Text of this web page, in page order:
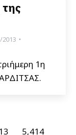
2013
1η
5,414